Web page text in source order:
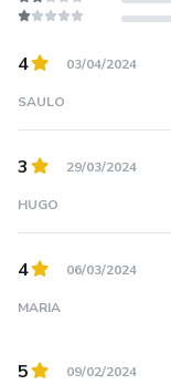
4 03/04/2024
SAULO
3 29/03/2024
HUGO
4 06/03/2024
MARIA
5 09/02/2024